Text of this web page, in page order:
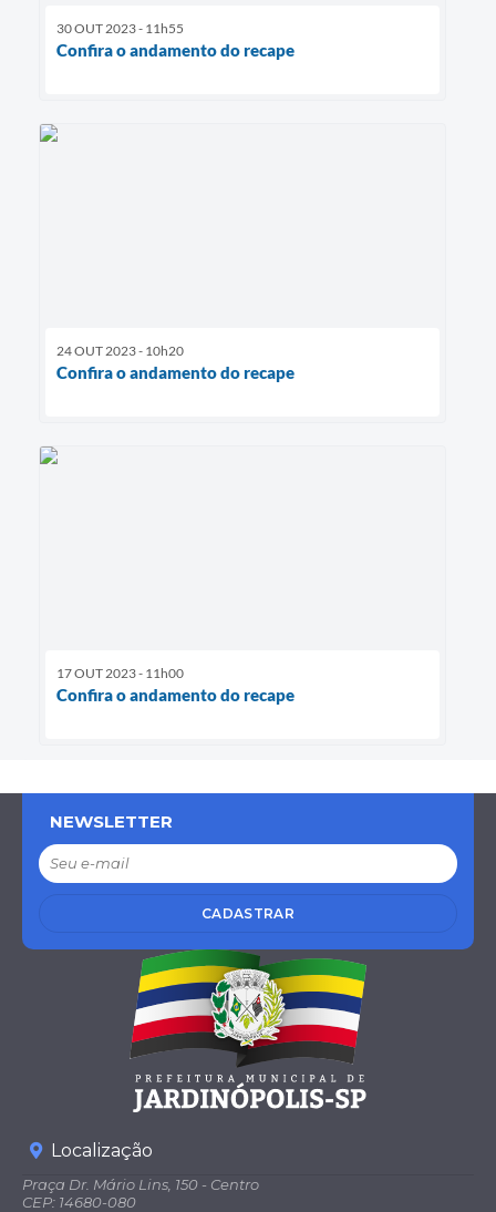
30 OUT 2023 - 11h55
Confira o andamento do recape
24 OUT 2023 - 10h20
Confira o andamento do recape
17 OUT 2023 - 11h00
Confira o andamento do recape
NEWSLETTER
CADASTRAR
Localização
Praça Dr. Mário Lins, 150 - Centro
CEP: 14680-080